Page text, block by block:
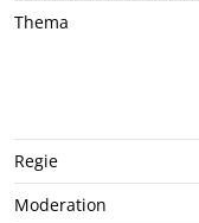
Thema
Regie
Moderation